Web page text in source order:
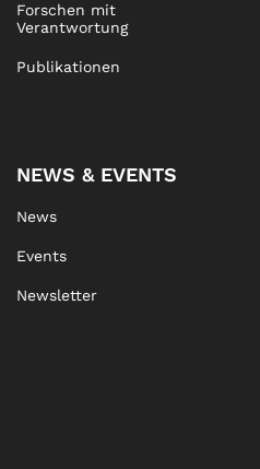
Forschen mit
Verantwortung
Publikationen
NEWS & EVENTS
News
Events
Newsletter